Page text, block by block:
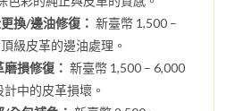
換/邊油修復： 新臺幣 1,500 –
級皮革的邊油處理。
損修復： 新臺幣 1,500 – 6,000
中的皮革損壞。